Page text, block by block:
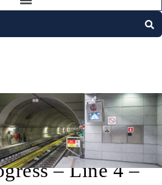
– Line 4 –